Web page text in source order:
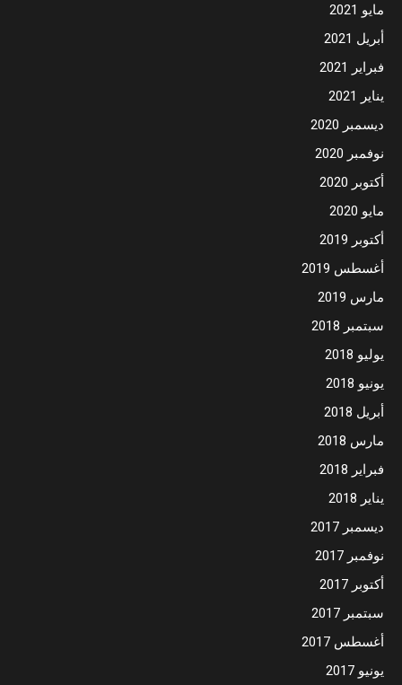
مايو 2021
أبريل 2021
فبراير 2021
يناير 2021
ديسمبر 2020
نوفمبر 2020
أكتوبر 2020
مايو 2020
أكتوبر 2019
أغسطس 2019
مارس 2019
سبتمبر 2018
يوليو 2018
يونيو 2018
أبريل 2018
مارس 2018
فبراير 2018
يناير 2018
ديسمبر 2017
نوفمبر 2017
أكتوبر 2017
سبتمبر 2017
أغسطس 2017
يونيو 2017